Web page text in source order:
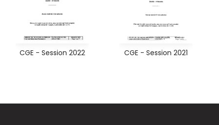
CGE - Session 2022 CGE - Session 2021